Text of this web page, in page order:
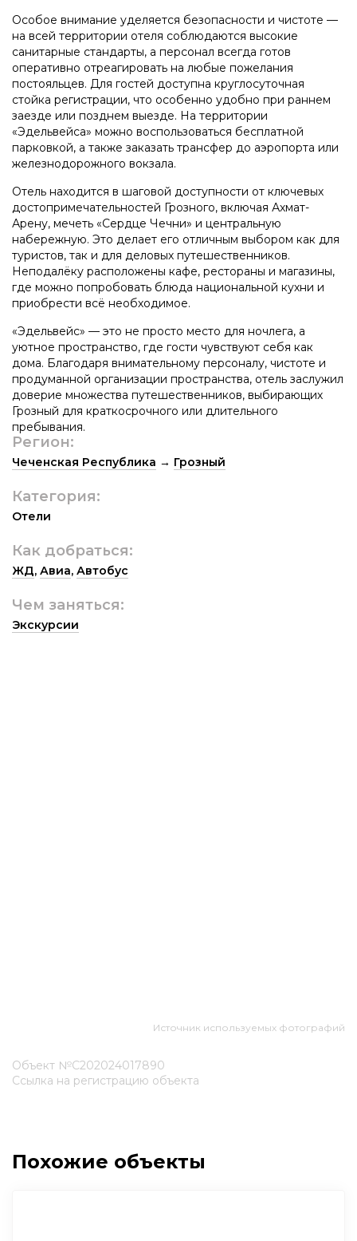
Особое внимание уделяется безопасности и чистоте —
на всей территории отеля соблюдаются высокие
санитарные стандарты, а персонал всегда готов
оперативно отреагировать на любые пожелания
постояльцев. Для гостей доступна круглосуточная
стойка регистрации, что особенно удобно при раннем
заезде или позднем выезде. На территории
«Эдельвейса» можно воспользоваться бесплатной
парковкой, а также заказать трансфер до аэропорта или
железнодорожного вокзала.
Отель находится в шаговой доступности от ключевых
достопримечательностей Грозного, включая Ахмат-
Арену, мечеть «Сердце Чечни» и центральную
набережную. Это делает его отличным выбором как для
туристов, так и для деловых путешественников.
Неподалёку расположены кафе, рестораны и магазины,
где можно попробовать блюда национальной кухни и
приобрести всё необходимое.
«Эдельвейс» — это не просто место для ночлега, а
уютное пространство, где гости чувствуют себя как
дома. Благодаря внимательному персоналу, чистоте и
продуманной организации пространства, отель заслужил
доверие множества путешественников, выбирающих
Грозный для краткосрочного или длительного
пребывания.
Регион:
Чеченская Республика → Грозный
Категория:
Отели
Как добраться:
ЖД, Авиа, Автобус
Чем заняться:
Экскурсии
Источник используемых фотографий
Объект №С202024017890
Ссылка на регистрацию объекта
Похожие объекты